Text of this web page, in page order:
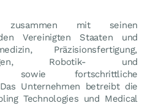
mit seinen
Vereinigten Staaten und
Präzisionsfertigung,
Robotik- und
sowie fortschrittliche
Unternehmen betreibt die
Technologies und Medical